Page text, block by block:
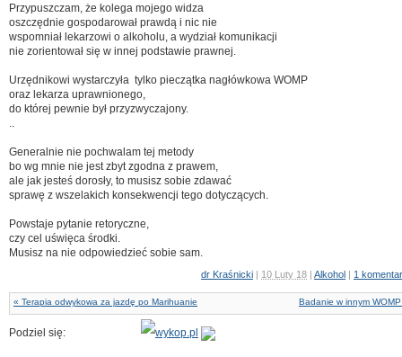
Przypuszczam, że kolega mojego widza
oszczędnie gospodarował prawdą i nic nie
wspomniał lekarzowi o alkoholu, a wydział komunikacji
nie zorientował się w innej podstawie prawnej.
Urzędnikowi wystarczyła tylko pieczątka nagłówkowa WOMP
oraz lekarza uprawnionego,
do której pewnie był przyzwyczajony.
Generalnie nie pochwalam tej metody
bo wg mnie nie jest zbyt zgodna z prawem,
ale jak jesteś dorosły, to musisz sobie zdawać
sprawę z wszelakich konsekwencji tego dotyczących.
Powstaje pytanie retoryczne,
czy cel uświęca środki.
Musisz na nie odpowiedzieć sobie sam.
dr Kraśnicki | 10 Luty 18 | Alkohol | 1
« Terapia odwykowa za jazdę po Marihuanie Badanie w innym
Podziel się: